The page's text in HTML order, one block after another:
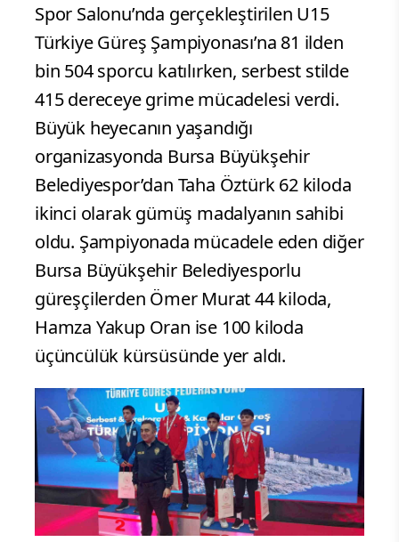
Spor Salonu’nda gerçekleştirilen U15
Türkiye Güreş Şampiyonası’na 81 ilden
bin 504 sporcu katılırken, serbest stilde
415 dereceye grime mücadelesi verdi.
Büyük heyecanın yaşandığı
organizasyonda Bursa Büyükşehir
Belediyespor’dan Taha Öztürk 62 kiloda
ikinci olarak gümüş madalyanın sahibi
oldu. Şampiyonada mücadele eden diğer
Bursa Büyükşehir Belediyesporlu
güreşçilerden Ömer Murat 44 kiloda,
Hamza Yakup Oran ise 100 kiloda
üçüncülük kürsüsünde yer aldı.